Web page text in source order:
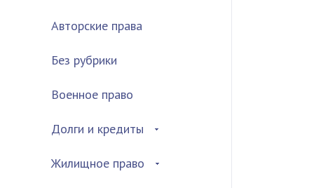
Авторские права
Без рубрики
Военное право
Долги и кредиты
Жилищное право